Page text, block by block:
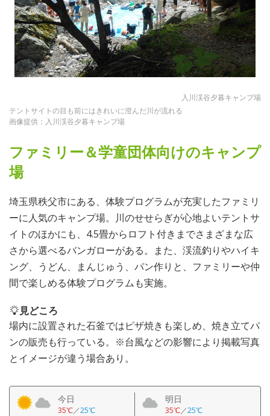
入川渓谷夕暮キャンプ場
テントサイトの目も前にはきれいに澄んだ川が流れる
画像提供：入川渓谷夕暮キャンプ場
ファミリー＆学童団体向けのキャンプ
場
埼玉県秩父市にある、体験プログラムが充実したファミリ
ーに人気のキャンプ場。川のせせらぎが心地よいテントサ
イトのほかにも、4.5畳からロフト付きまでさまざまな広
さから選べるバンガローがある。また、渓流釣りやハイキ
ング、うどん、まんじゅう、パン作りと、ファミリーや仲
間で楽しめる体験プログラムも実施。
見どころ
場内に設置された石釜ではピザ焼きも楽しめ、焼き立てパ
ンの販売も行っている。※台風などの影響により掲載写真
とイメージが違う場合あり。
今日
35℃／25℃
明日
35℃／25℃